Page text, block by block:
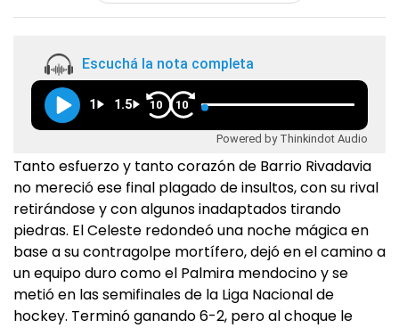
Escuchá la nota completa
1 1.5 10 10
Powered by Thinkindot Audio
Tanto esfuerzo y tanto corazón de Barrio Rivadavia
no mereció ese final plagado de insultos, con su rival
retirándose y con algunos inadaptados tirando
piedras. El Celeste redondeó una noche mágica en
base a su contragolpe mortífero, dejó en el camino a
un equipo duro como el Palmira mendocino y se
metió en las semifinales de la Liga Nacional de
hockey. Terminó ganando 6-2, pero al choque le